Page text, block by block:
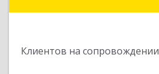
Клиентов на сопровождении